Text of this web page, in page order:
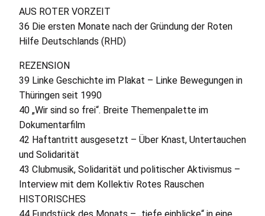
AUS ROTER VORZEIT
36 Die ersten Monate nach der Gründung der Roten
Hilfe Deutschlands (RHD)
REZENSION
39 Linke Geschichte im Plakat – Linke Bewegungen in
Thüringen seit 1990
40 „Wir sind so frei“. Breite Themenpalette im
Dokumentarfilm
42 Haftantritt ausgesetzt – Über Knast, Untertauchen
und Solidarität
43 Clubmusik, Solidarität und politischer Aktivismus –
Interview mit dem Kollektiv Rotes Rauschen
HISTORISCHES